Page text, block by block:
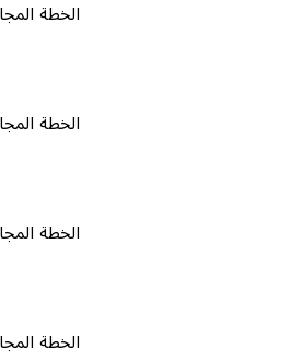
الخطة المجانية ٠
الخطة المجانية ٠
الخطة المجانية ٠
الخطة المجانية ٠